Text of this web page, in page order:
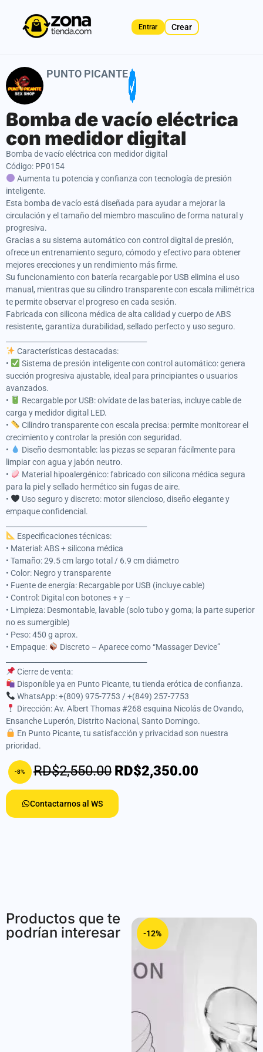
Crear
Entrar
PUNTO PICANTE
Bomba de vacío eléctrica
con medidor digital
Bomba de vacío eléctrica con medidor digital
Código: PP0154
Aumenta tu potencia y confianza con tecnología de presión
inteligente.
Esta bomba de vacío está diseñada para ayudar a mejorar la
circulación y el tamaño del miembro masculino de forma natural y
progresiva.
Gracias a su sistema automático con control digital de presión,
ofrece un entrenamiento seguro, cómodo y efectivo para obtener
mejores erecciones y un rendimiento más firme.
Su funcionamiento con batería recargable por USB elimina el uso
manual, mientras que su cilindro transparente con escala milimétrica
te permite observar el progreso en cada sesión.
Fabricada con silicona médica de alta calidad y cuerpo de ABS
resistente, garantiza durabilidad, sellado perfecto y uso seguro.
Características destacadas:
•
Sistema de presión inteligente con control automático: genera
succión progresiva ajustable, ideal para principiantes o usuarios
avanzados.
•
Recargable por USB: olvídate de las baterías, incluye cable de
carga y medidor digital LED.
•
Cilindro transparente con escala precisa: permite monitorear el
crecimiento y controlar la presión con seguridad.
•
Diseño desmontable: las piezas se separan fácilmente para
limpiar con agua y jabón neutro.
•
Material hipoalergénico: fabricado con silicona médica segura
para la piel y sellado hermético sin fugas de aire.
•
Uso seguro y discreto: motor silencioso, diseño elegante y
empaque confidencial.
Especificaciones técnicas:
• Material: ABS + silicona médica
• Tamaño: 29.5 cm largo total / 6.9 cm diámetro
• Color: Negro y transparente
• Fuente de energía: Recargable por USB (incluye cable)
• Control: Digital con botones + y –
• Limpieza: Desmontable, lavable (solo tubo y goma; la parte superior
no es sumergible)
• Peso: 450 g aprox.
• Empaque:
Discreto – Aparece como “Massager Device”
Cierre de venta:
Disponible ya en Punto Picante, tu tienda erótica de confianza.
WhatsApp: +(809) 975-7753 / +(849) 257-7753
Dirección: Av. Albert Thomas #268 esquina Nicolás de Ovando,
Ensanche Luperón, Distrito Nacional, Santo Domingo.
En Punto Picante, tu satisfacción y privacidad son nuestra
prioridad.
-8% RD$2,550.00 RD$2,350.00
Contactarnos al WS
Productos que te
podrían interesar
-13% -12%